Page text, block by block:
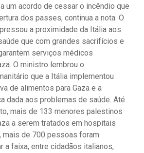
um acordo de cessar o incêndio que
dos passes, continua a nota. O
a proximidade da Itália aos
que com grandes sacrifícios e
serviços médicos
O ministro lembrou o
que a Itália implementou
de alimentos para Gaza e a
dada aos problemas de saúde. Até
mais de 133 menores palestinos
a serem tratados em hospitais
mais de 700 pessoas foram
a faixa, entre cidadãos italianos,